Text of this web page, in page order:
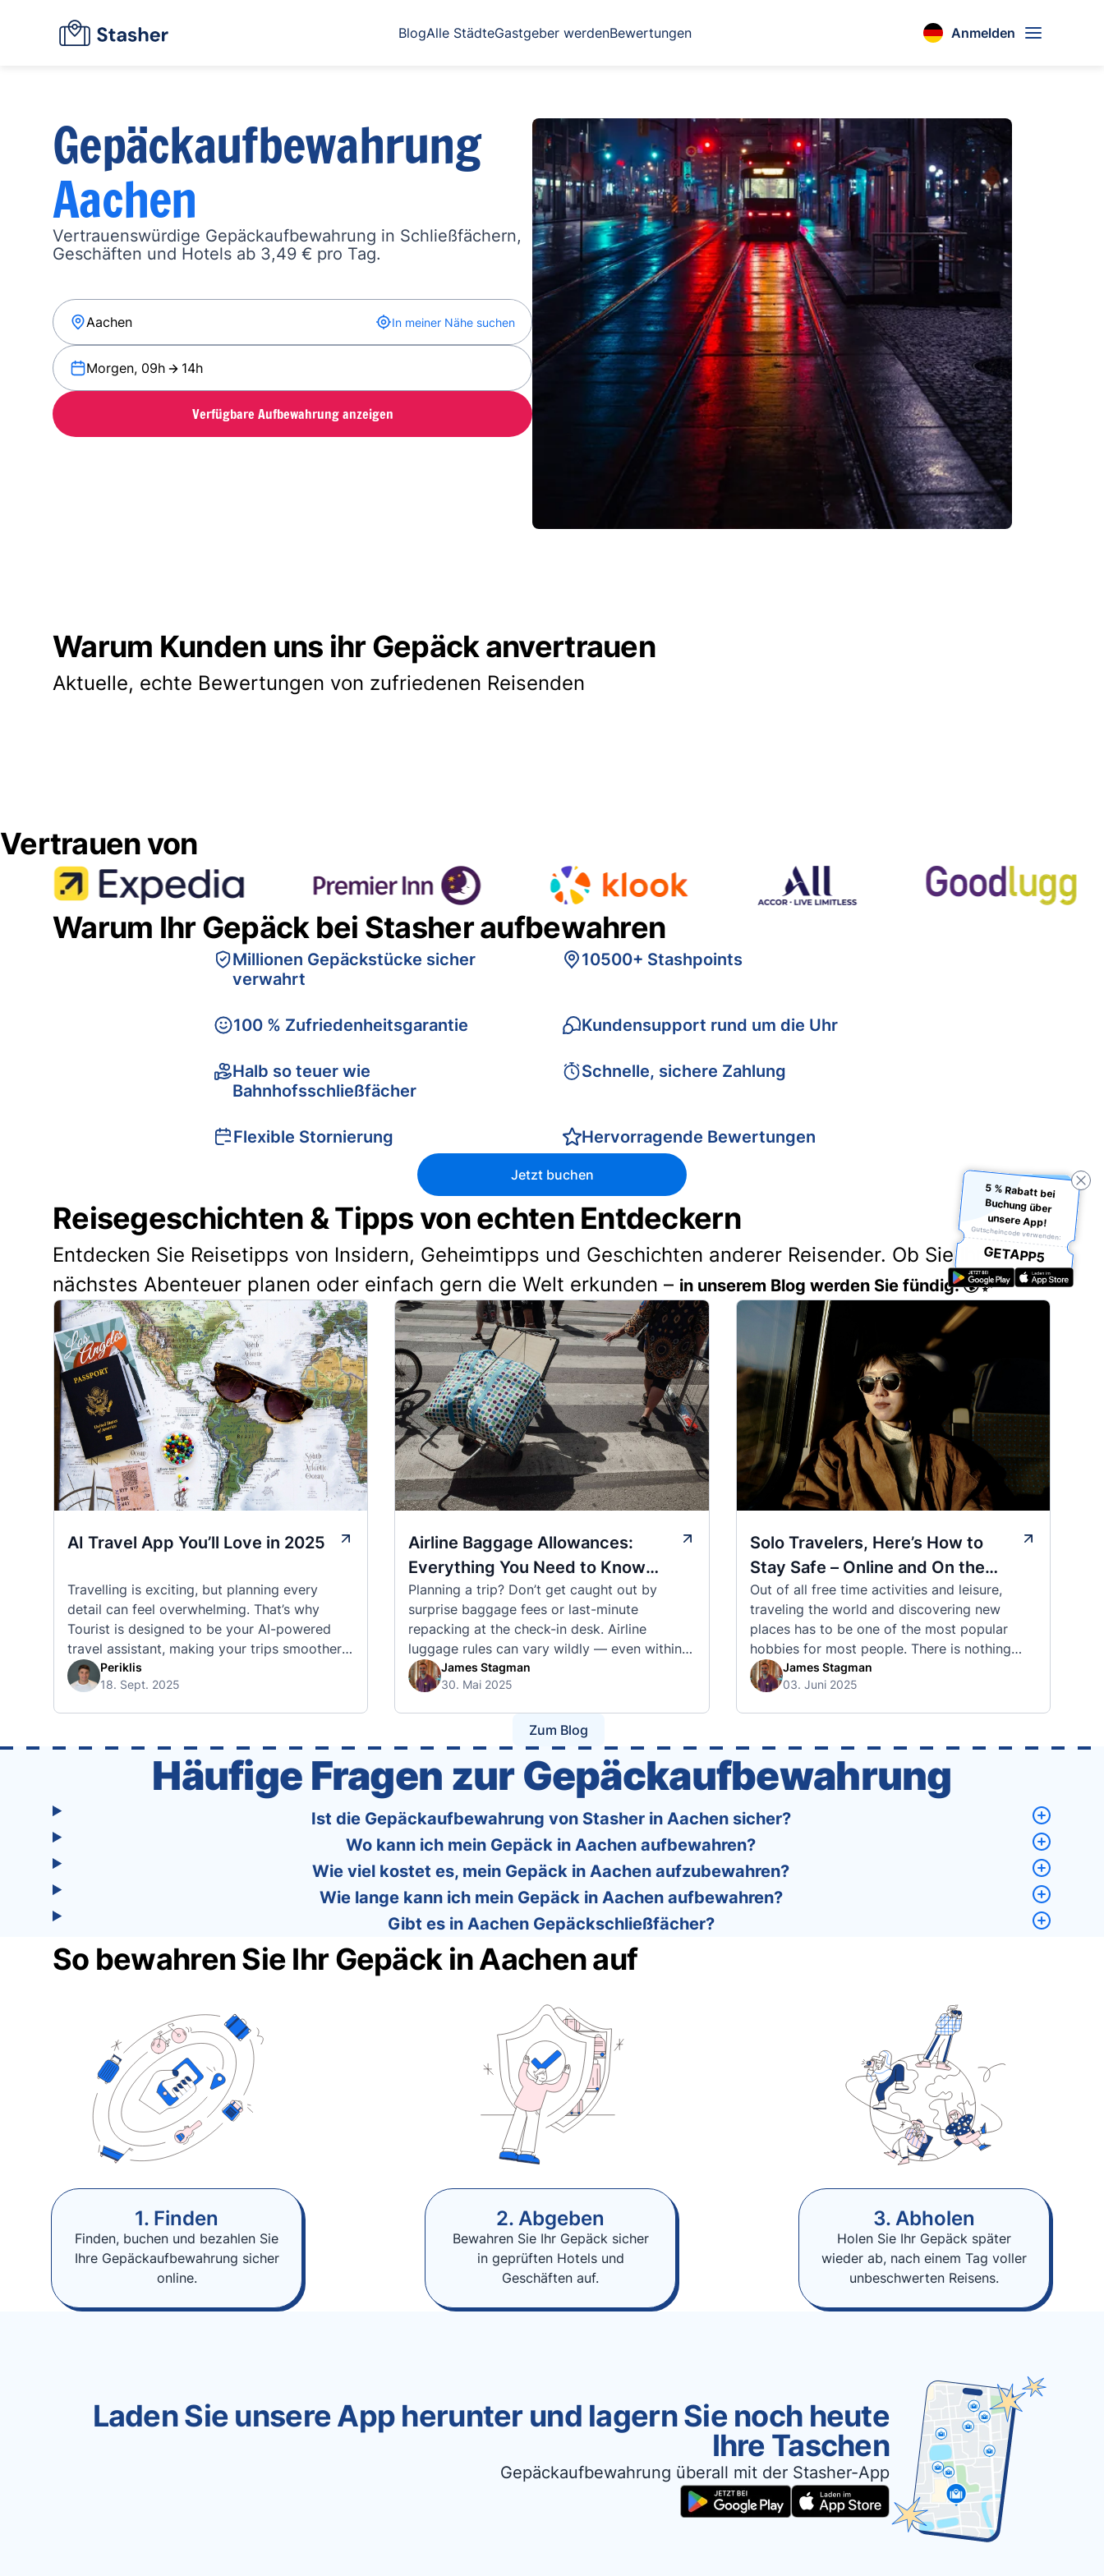
BlogAlle StädteGastgeber werdenBewertungen Anmelden
Gepäckaufbewahrung
Aachen
Vertrauenswürdige Gepäckaufbewahrung in Schließfächern,
Geschäften und Hotels ab 3,49 € pro Tag.
In meiner Nähe suchen
Morgen, 09h 14h
Verfügbare Aufbewahrung anzeigen
Warum Kunden uns ihr Gepäck anvertrauen
Aktuelle, echte Bewertungen von zufriedenen Reisenden
Vertrauen von
Warum Ihr Gepäck bei Stasher aufbewahren
Millionen Gepäckstücke sicher
verwahrt
100 % Zufriedenheitsgarantie
Halb so teuer wie
Bahnhofsschließfächer
Flexible Stornierung
10500+ Stashpoints
Kundensupport rund um die Uhr
Schnelle, sichere Zahlung
Hervorragende Bewertungen
Jetzt buchen
Reisegeschichten & Tipps von echten Entdeckern
Entdecken Sie Reisetipps von Insidern, Geheimtipps und Geschichten anderer Reisender. Ob Sie Ihr
nächstes Abenteuer planen oder einfach gern die Welt erkunden – in unserem Blog werden Sie fündig. 🌍✨
AI Travel App You’ll Love in 2025
Travelling is exciting, but planning every
detail can feel overwhelming. That’s why
Tourist is designed to be your AI-powered
travel assistant, making your trips smoother,
smarter, and stress-free. 🧭 What Makes the
Tourist App Unique? Unlike standard travel
trip planning becomes as exciting …
Periklis
18. Sept. 2025
Airline Baggage Allowances:
Everything You Need to Know
Before You Fly
Planning a trip? Don’t get caught out by
surprise baggage fees or last-minute
repacking at the check-in desk. Airline
luggage rules can vary wildly — even within
the same country or alliance. That’s why
we’ve created a detailed set of guides to help
policies of over 30 international …
James Stagman
30. Mai 2025
Solo Travelers, Here’s How to
Stay Safe – Online and On the
Road
Out of all free time activities and leisure,
traveling the world and discovering new
places has to be one of the most popular
hobbies for most people. There is nothing
quite like visiting a brand new city, country,
or region and experiencing the culture, the
James Stagman
03. Juni 2025
Zum Blog
Häufige Fragen zur Gepäckaufbewahrung
Ist die Gepäckaufbewahrung von Stasher in Aachen sicher?
Wo kann ich mein Gepäck in Aachen aufbewahren?
Wie viel kostet es, mein Gepäck in Aachen aufzubewahren?
Wie lange kann ich mein Gepäck in Aachen aufbewahren?
Gibt es in Aachen Gepäckschließfächer?
So bewahren Sie Ihr Gepäck in Aachen auf
1. Finden
Finden, buchen und bezahlen Sie
Ihre Gepäckaufbewahrung sicher
online.
2. Abgeben
Bewahren Sie Ihr Gepäck sicher
in geprüften Hotels und
Geschäften auf.
3. Abholen
Holen Sie Ihr Gepäck später
wieder ab, nach einem Tag voller
unbeschwerten Reisens.
Laden Sie unsere App herunter und lagern Sie noch heute
Ihre Taschen
Gepäckaufbewahrung überall mit der Stasher-App
5 % Rabatt bei
Buchung über
unsere App!
Gutscheincode verwenden:
GETAPP5